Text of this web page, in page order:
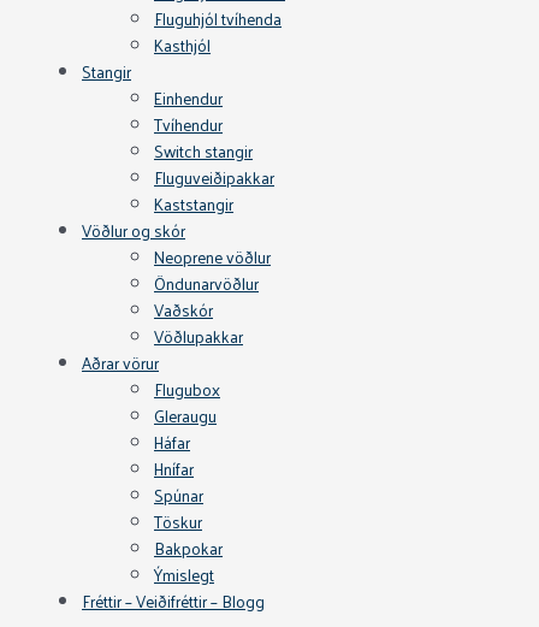
Fluguhjól tvíhenda
Kasthjól
Stangir
Einhendur
Tvíhendur
Switch stangir
Fluguveiðipakkar
Kaststangir
Vöðlur og skór
Neoprene vöðlur
Öndunarvöðlur
Vaðskór
Vöðlupakkar
Aðrar vörur
Flugubox
Gleraugu
Háfar
Hnífar
Spúnar
Töskur
Bakpokar
Ýmislegt
Fréttir – Veiðifréttir – Blogg